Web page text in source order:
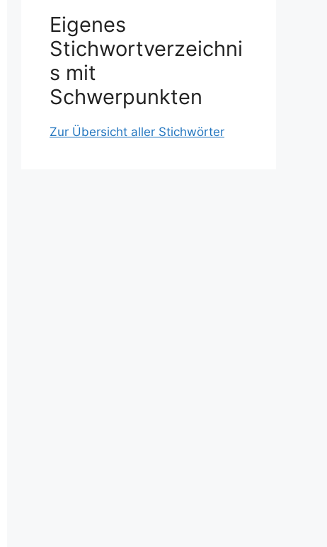
Eigenes
Stichwortverzeichni
s mit
Schwerpunkten
Zur Übersicht aller Stichwörter